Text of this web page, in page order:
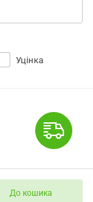
Уцінка
До кошика